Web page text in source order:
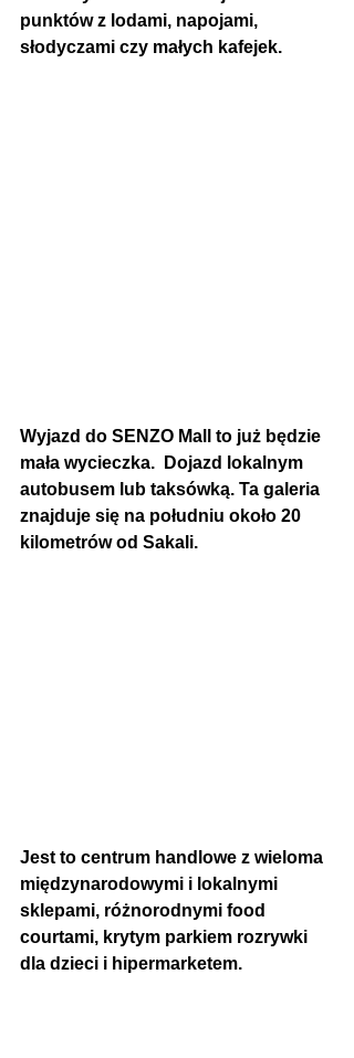
punktów z lodami, napojami,
słodyczami czy małych kafejek.
Wyjazd do SENZO Mall to już będzie
mała wycieczka.  Dojazd lokalnym
autobusem lub taksówką. Ta galeria
znajduje się na południu około 20
kilometrów od Sakali.
Jest to centrum handlowe z wieloma
międzynarodowymi i lokalnymi
sklepami, różnorodnymi food
courtami, krytym parkiem rozrywki
dla dzieci i hipermarketem.